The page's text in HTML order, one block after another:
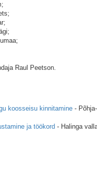
Raul Peetson.
koosseisu kinnitamine -
ja töökord - Halinga